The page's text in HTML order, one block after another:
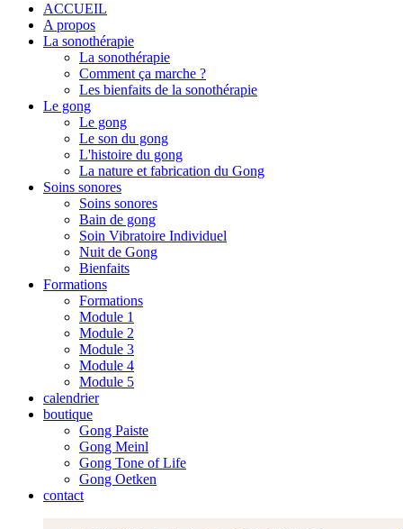
ACCUEIL
A propos
La sonothérapie
La sonothérapie
Comment ça marche ?
Les bienfaits de la sonothérapie
Le gong
Le gong
Le son du gong
L'histoire du gong
La nature et fabrication du Gong
Soins sonores
Soins sonores
Bain de gong
Soin Vibratoire Individuel
Nuit de Gong
Bienfaits
Formations
Formations
Module 1
Module 2
Module 3
Module 4
Module 5
calendrier
boutique
Gong Paiste
Gong Meinl
Gong Tone of Life
Gong Oetken
contact